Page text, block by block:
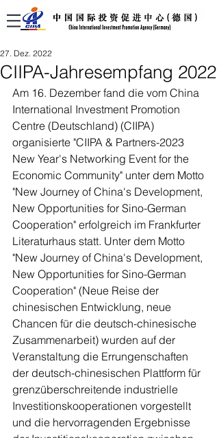
CIIPA-Jahresempfang 2022
27. Dez. 2022
Am 16. Dezember fand die vom China
International Investment Promotion
Centre (Deutschland) (CIIPA)
organisierte "CIIPA & Partners-2023
New Year's Networking Event for the
Economic Community" unter dem Motto
"New Journey of China's Development,
New Opportunities for Sino-German
Cooperation" erfolgreich im Frankfurter
Literaturhaus statt. Unter dem Motto
"New Journey of China's Development,
New Opportunities for Sino-German
Cooperation" (Neue Reise der
chinesischen Entwicklung, neue
Chancen für die deutsch-chinesische
Zusammenarbeit) wurden auf der
Veranstaltung die Errungenschaften
der deutsch-chinesischen Plattform für
grenzüberschreitende industrielle
Investitionskooperationen vorgestellt
und die hervorragenden Ergebnisse